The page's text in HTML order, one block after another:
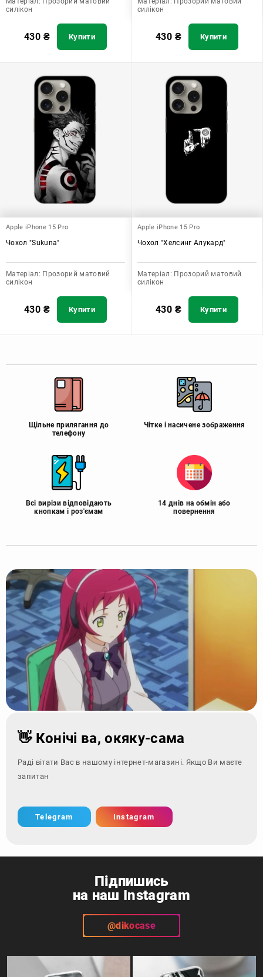
силікон
430 ₴ Купити
силікон
430 ₴ Купити
Apple iPhone 15 Pro
Чохол "Sukuna"
Матеріал: Прозорий матовий
силікон
430 ₴ Купити
Apple iPhone 15 Pro
Чохол "Хелсинг Алукард"
Матеріал: Прозорий матовий
силікон
430 ₴ Купити
Щільне прилягання до
телефону
Чітке і насичене зображення
Всі вирізи відповідають
кнопкам і роз'ємам
14 днів на обмін або
повернення
👋 Конічі ва, окяку-сама
Раді вітати Вас в нашому інтернет-магазині. Якщо Ви маєте
запитання - зверні
Telegram Instagram
Підпишись
на наш Instagram
@dikocase